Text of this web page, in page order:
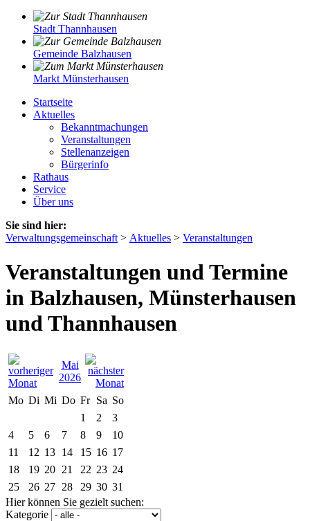
Stadt Thannhausen
Gemeinde Balzhausen
Markt Münsterhausen
Startseite
Aktuelles
Bekanntmachungen
Veranstaltungen
Stellenanzeigen
Bürgerinfo
Rathaus
Service
Über uns
Sie sind hier:
Verwaltungsgemeinschaft > Aktuelles > Veranstaltungen
Veranstaltungen und Termine
in Balzhausen, Münsterhausen
und Thannhausen
Mai
2026
Mo Di Mi Do Fr Sa So
1
2
3
4
5 6 7 8 9
10
11
12 13 14 15 16 17
18
19 20 21 22 23 24
25
26 27 28 29 30 31
Hier können Sie gezielt suchen:
Kategorie